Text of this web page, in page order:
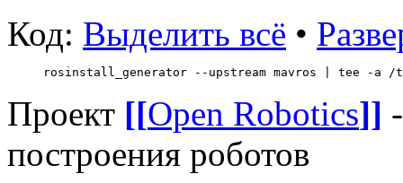
Код: Выделить всё •
rosinstall_generator --upstream mavros | tee -a /
Проект [[Open Robotics]]
построения роботов